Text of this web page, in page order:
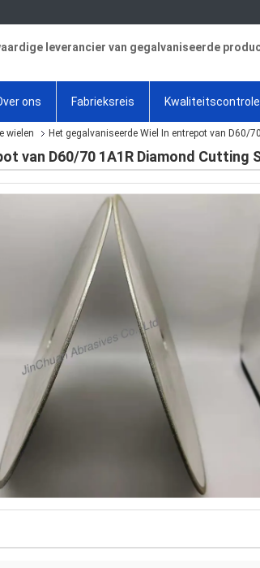
leverancier van gegalvaniseerde
ons Fabrieksreis Kwaliteitscontrole
wielen Het gegalvaniseerde Wiel In entrepot van D60/
van D60/70 1A1R Diamond Cutting